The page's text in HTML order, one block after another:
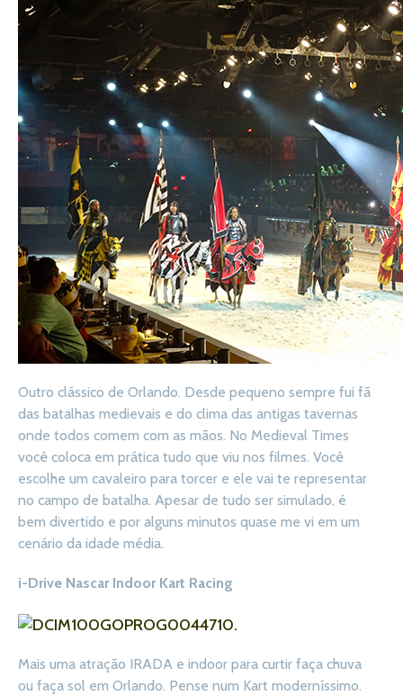
Outro clássico de Orlando. Desde pequeno sempre fui fã
das batalhas medievais e do clima das antigas tavernas
onde todos comem com as mãos. No Medieval Times
você coloca em prática tudo que viu nos filmes. Você
escolhe um cavaleiro para torcer e ele vai te representar
no campo de batalha. Apesar de tudo ser simulado, é
bem divertido e por alguns minutos quase me vi em um
cenário da idade média.
i-Drive Nascar Indoor Kart Racing
Mais uma atração IRADA e indoor para curtir faça chuva
ou faça sol em Orlando. Pense num Kart moderníssimo.